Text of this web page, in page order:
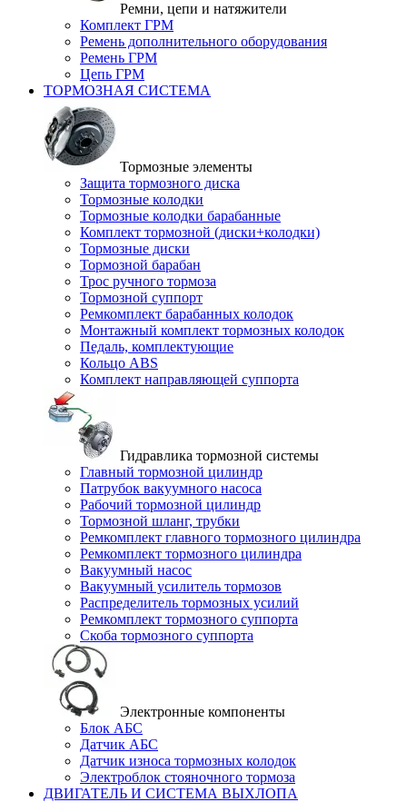
Ремни, цепи и натяжители
Комплект ГРМ
Ремень дополнительного оборудования
Ремень ГРМ
Цепь ГРМ
ТОРМОЗНАЯ СИСТЕМА
Тормозные элементы
Защита тормозного диска
Тормозные колодки
Тормозные колодки барабанные
Комплект тормозной (диски+колодки)
Тормозные диски
Тормозной барабан
Трос ручного тормоза
Тормозной суппорт
Ремкомплект барабанных колодок
Монтажный комплект тормозных колодок
Педаль, комплектующие
Кольцо ABS
Комплект направляющей суппорта
Гидравлика тормозной системы
Главный тормозной цилиндр
Патрубок вакуумного насоса
Рабочий тормозной цилиндр
Тормозной шланг, трубки
Ремкомплект главного тормозного цилиндра
Ремкомплект тормозного цилиндра
Вакуумный насос
Вакуумный усилитель тормозов
Распределитель тормозных усилий
Ремкомплект тормозного суппорта
Скоба тормозного суппорта
Электронные компоненты
Блок АБС
Датчик АБС
Датчик износа тормозных колодок
Электроблок стояночного тормоза
ДВИГАТЕЛЬ И СИСТЕМА ВЫХЛОПА